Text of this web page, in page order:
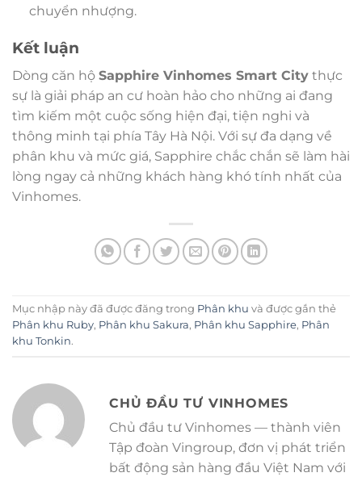
chuyển nhượng.
Kết luận
Dòng căn hộ Sapphire Vinhomes Smart City thực
sự là giải pháp an cư hoàn hảo cho những ai đang
tìm kiếm một cuộc sống hiện đại, tiện nghi và
thông minh tại phía Tây Hà Nội. Với sự đa dạng về
phân khu và mức giá, Sapphire chắc chắn sẽ làm hài
lòng ngay cả những khách hàng khó tính nhất của
Vinhomes.
Mục nhập này đã được đăng trong Phân khu và được gắn thẻ
Phân khu Ruby, Phân khu Sakura, Phân khu Sapphire, Phân
khu Tonkin.
CHỦ ĐẦU TƯ VINHOMES
Chủ đầu tư Vinhomes — thành viên
Tập đoàn Vingroup, đơn vị phát triển
bất động sản hàng đầu Việt Nam với